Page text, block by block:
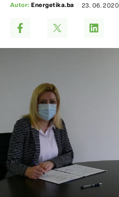
Autor: Energetika.ba 23. 06. 2020.